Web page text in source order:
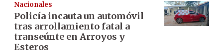
Nacionales
Policía incauta un automóvil
tras arrollamiento fatal a
transeúnte en Arroyos y
Esteros